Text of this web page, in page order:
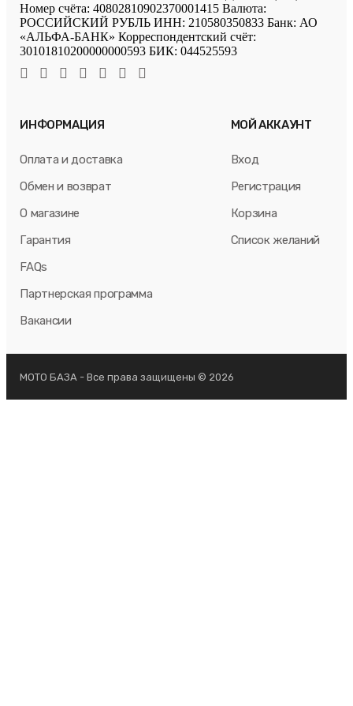
Номер счёта: 40802810902370001415 Валюта:
РОССИЙСКИЙ РУБЛЬ ИНН: 210580350833 Банк: АО
«АЛЬФА-БАНК» Корреспондентский счёт:
30101810200000000593 БИК: 044525593
ИНФОРМАЦИЯ
Оплата и доставка
Обмен и возврат
О магазине
Гарантия
FAQs
Партнерская программа
Вакансии
МОЙ АККАУНТ
Вход
Регистрация
Корзина
Список желаний
МОТО БАЗА - Все права защищены © 2026